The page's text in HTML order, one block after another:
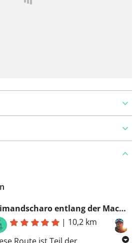
Besteigung des Kilimandscharo entlang der Machame Route - Tag 1 - Machame Gate - Machame Camp
| 10,2 km